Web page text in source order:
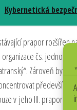
Kybernetická
prapor rozšířen
čs. jednotek
Zároveň byl
především
v jeho III. praporu,